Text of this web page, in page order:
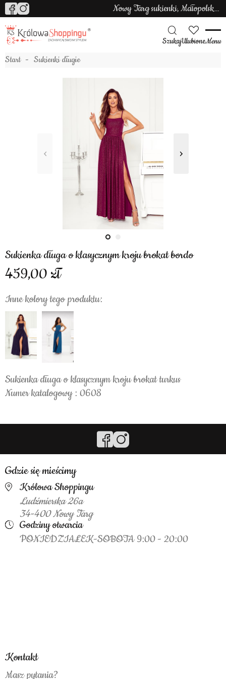
Nowy Targ sukienki, Małopolska sukienki
SzukajUlubioneMenu
Start Sukienki długie
Sukienka długa o klasycznym kroju brokat bordo
459,00
Inne kolory tego produktu:
Sukienka długa o klasycznym kroju brokat turkus
Numer katalogowy : 0608
Gdzie się mieścimy
Królowa Shoppingu
Ludźmierska 26a
34-400 Nowy Targ
Godziny otwarcia
PONIEDZIAŁEK-SOBOTA 9:00 - 20:00
Kontakt
Masz pytania?